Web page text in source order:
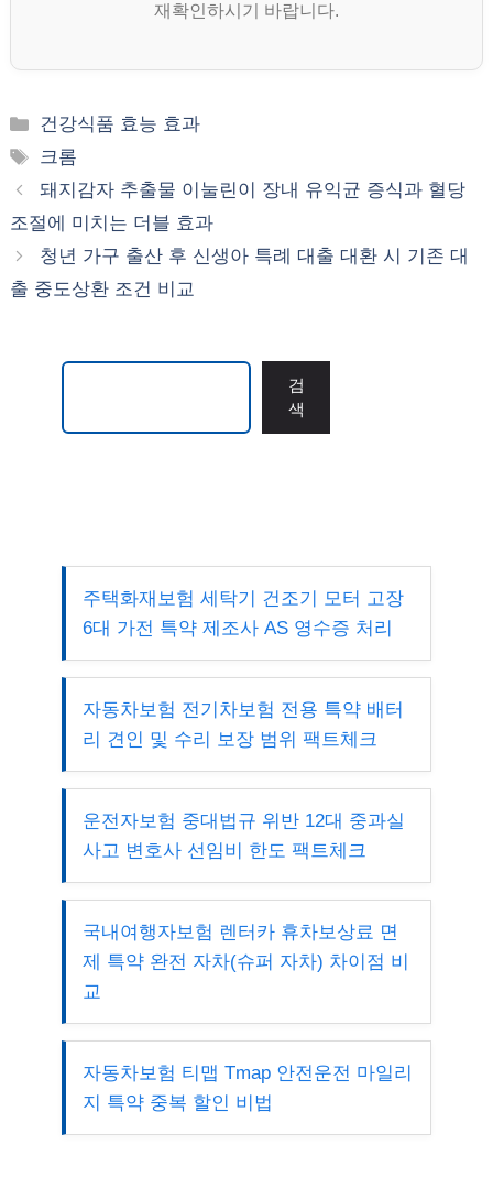
재확인하시기 바랍니다.
카
테
리
건강식품 효능 효과
태
그
크롬
돼지감자 추출물 이눌린이 장내 유익균 증식과 혈당
조절에 미치는 더블 효과
청년 가구 출산 후 신생아 특례 대출 대환 시 기존 대
출 중도상환 조건 비교
검
색
주택화재보험 세탁기 건조기 모터 고장
6대 가전 특약 제조사 AS 영수증 처리
자동차보험 전기차보험 전용 특약 배터
리 견인 및 수리 보장 범위 팩트체크
운전자보험 중대법규 위반 12대 중과실
사고 변호사 선임비 한도 팩트체크
국내여행자보험 렌터카 휴차보상료 면
제 특약 완전 자차(슈퍼 자차) 차이점 비
교
자동차보험 티맵 Tmap 안전운전 마일리
지 특약 중복 할인 비법